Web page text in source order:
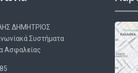
ΔΗΜΗΤΡΙΟΣ
Συστήματα
Ασφαλείας